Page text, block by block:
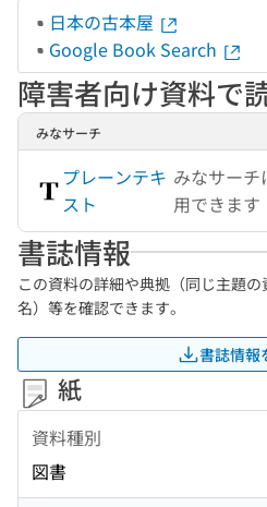
日本の古本屋
Google Book Search
障害者向け資料で
みなサーチ
プレーンテキ
スト
みなサー
用できます
書誌情報
この資料の詳細や典拠（同じ主題
名）等を確認できます。
書誌情報
紙
資料種別
図書